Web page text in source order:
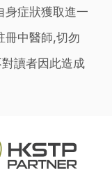
身症狀獲取進一
冊中醫師,切勿
讀者因此造成